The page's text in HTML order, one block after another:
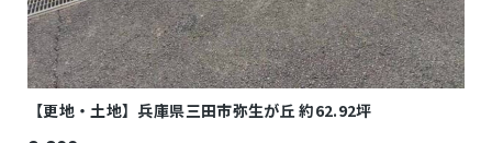
【更地・土地】兵庫県三田市弥生が丘 約62.92坪